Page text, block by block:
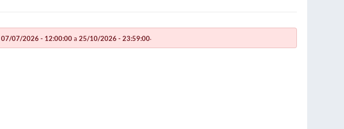
07/07/2026 - 12:00:00a 25/10/2026 - 23:59:00.